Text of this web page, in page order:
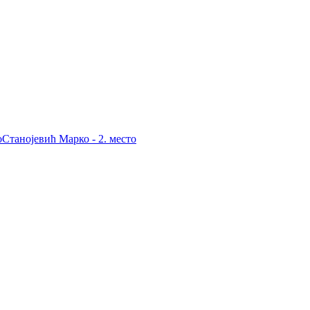
Марко - 2. место